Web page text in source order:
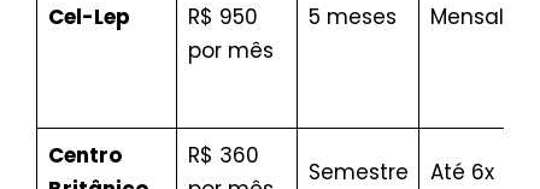
Cel-Lep
R$ 950
por mês
5 meses
Centro
R$ 360
Semestre Até 6x